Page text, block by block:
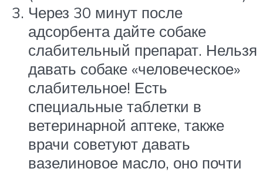
Через 30 минут после
адсорбента дайте собаке
слабительный препарат. Нельзя
давать собаке «человеческое»
слабительное! Есть
специальные таблетки в
ветеринарной аптеке, также
врачи советуют давать
вазелиновое масло, оно почти